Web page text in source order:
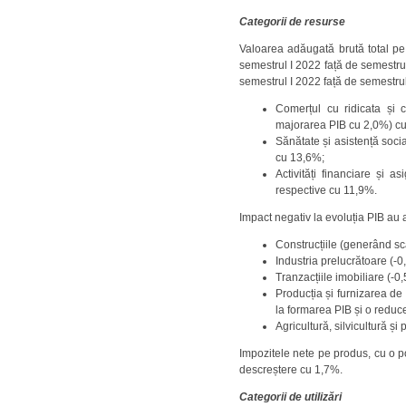
Categorii de resurse
Valoarea adăugată brută total
semestrul I 2022 față de
semestrul I 2022 față de
Comerțul cu ridicata și
majorarea PIB cu 2,0%)
Sănătate și asistență
cu 13,6%;
Activități financiare și
respective cu 11,9%.
Impact negativ la evoluția PIB au
Construcțiile (generând
Industria prelucrătoare (-
Tranzacțiile imobiliare (-
Producția și furnizarea
la formarea PIB și o
Agricultură, silvicultură și
Impozitele nete pe produs, cu o
descreștere cu 1,7%.
Categorii de utilizări